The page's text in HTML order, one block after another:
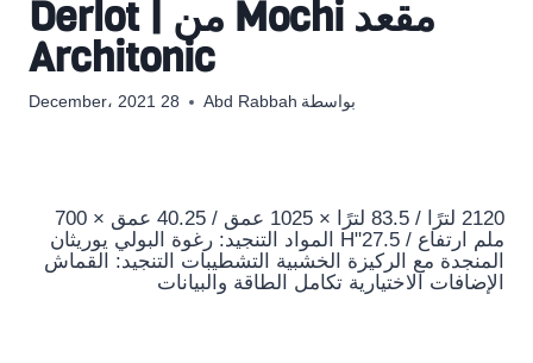
مقعد Mochi من Derlot |
Architonic
بواسطة Abd Rabbah 28 December، 2021
2120 لترًا / 83.5 لترًا × 1025 عمق / 40.25 عمق × 700
ملم ارتفاع / 27.5"H المواد التنجيد: رغوة البولي يوريثان
المنجدة مع الركيزة الخشبية التشطيبات التنجيد: القماش
الإضافات الاختيارية تكامل الطاقة والبيانات